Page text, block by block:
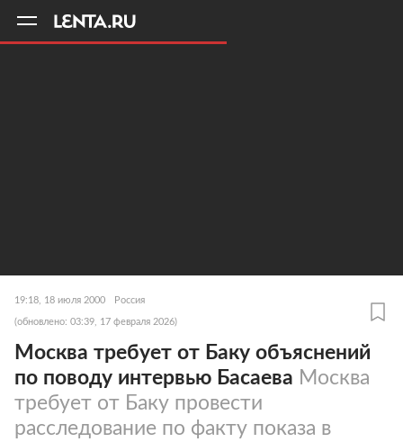
19:18, 18 июля 2000 Россия
(обновлено: 03:39, 17 февраля 2026)
Москва требует от Баку объяснений
по поводу интервью Басаева Москва
требует от Баку провести
расследование по факту показа в